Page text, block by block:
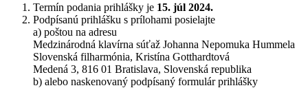
Termín podania prihlášky je 15. júl 2024.
Podpísanú prihlášku s prílohami posielajte
a) poštou na adresu
Medzinárodná klavírna súťaž Johanna Nepomuka Hummela
Slovenská filharmónia, Kristína Gotthardtová
Medená 3, 816 01 Bratislava, Slovenská republika
b) alebo naskenovaný podpísaný formulár prihlášky